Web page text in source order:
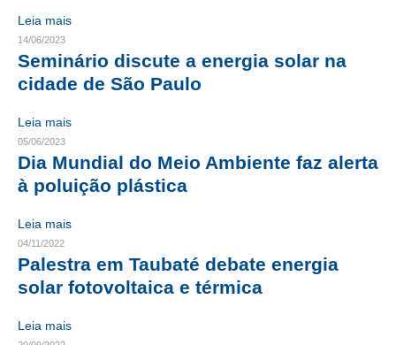
HOMOLOGAÇÕES
PISO SALARIAL
FIQUE POR DENTRO
OPORTUNIDADES
APRESENTAÇÃO
EMPREGO E ESTÁGIO
AUTÔNOMOS E SERVIÇOS
Leia mais
14/06/2023
Seminário discute a energia solar na
cidade de São Paulo
Leia mais
05/06/2023
Dia Mundial do Meio Ambiente faz alerta
à poluição plástica
Leia mais
04/11/2022
Palestra em Taubaté debate energia
solar fotovoltaica e térmica
Leia mais